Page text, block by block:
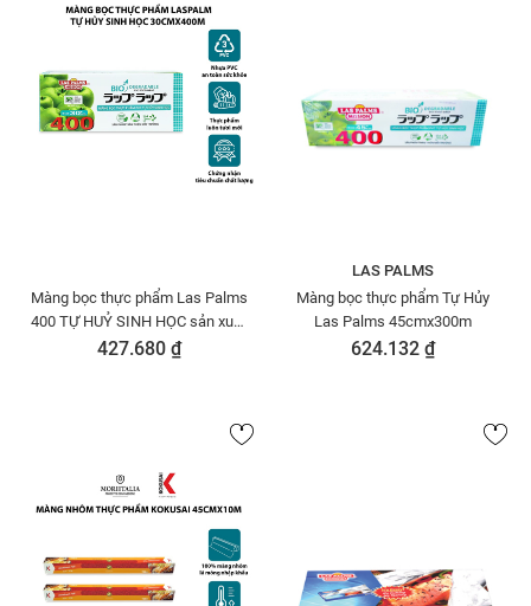
Màng bọc thực phẩm Las Palms
400 TỰ HUỶ SINH HỌC sản xuất
Hàn Quốc - Chính hãng Moriitalia
427.680 ₫
LAS PALMS
Màng bọc thực phẩm Tự Hủy
Las Palms 45cmx300m
624.132 ₫